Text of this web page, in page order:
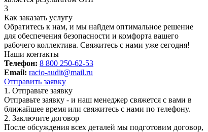
3
Как заказать услугу
Обратитесь к нам, и мы найдем оптимальное решение
для обеспечения безопасности и комфорта вашего
рабочего коллектива. Свяжитесь с нами уже сегодня!
Наши контакты
Телефон: 8 800 250-62-53
Email: racio-audit@mail.ru
Отправить заявку
1. Отправьте заявку
Отправьте заявку - и наш менеджер свяжется с вами в
ближайшее время или свяжитесь с нами по телефону.
2. Заключите договор
После обсуждения всех деталей мы подготовим договор,